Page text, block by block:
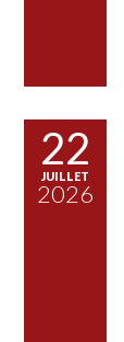
22
JUILLET
2026